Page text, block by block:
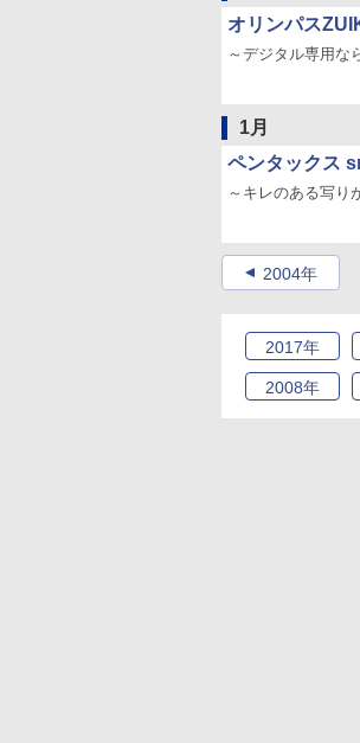
オリンパス
～デジタル専用な
1月
ペンタックス
～キレのある写り
2004年
2017年
2008年